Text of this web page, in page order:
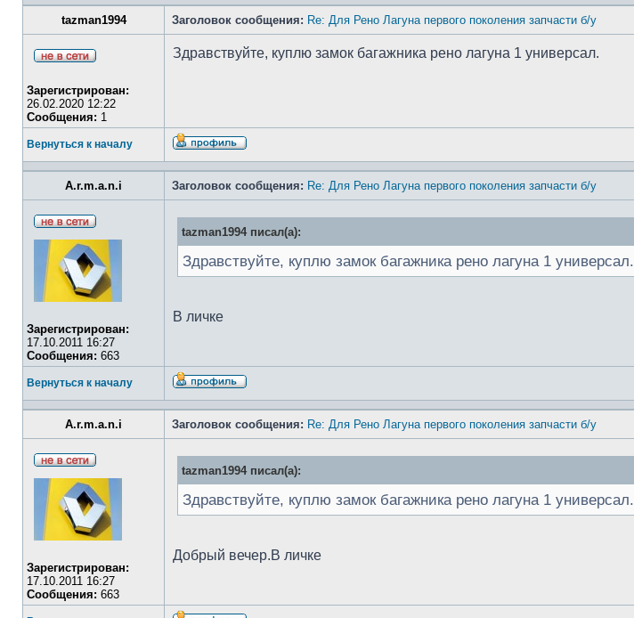
tazman1994 Заголовок сообщения: Re: Для Рено Лагуна первого поколения запчасти б/у
Зарегистрирован:
26.02.2020 12:22
Сообщения: 1
Здравствуйте, куплю замок багажника рено лагуна 1 универсал.
Вернуться к началу
A.r.m.a.n.i Заголовок сообщения: Re: Для Рено Лагуна первого поколения запчасти б/у
Зарегистрирован:
17.10.2011 16:27
Сообщения: 663
tazman1994 писал(а):
Здравствуйте, куплю замок багажника рено лагуна 1 универсал.
В личке
Вернуться к началу
A.r.m.a.n.i Заголовок сообщения: Re: Для Рено Лагуна первого поколения запчасти б/у
Зарегистрирован:
17.10.2011 16:27
Сообщения: 663
tazman1994 писал(а):
Здравствуйте, куплю замок багажника рено лагуна 1 универсал.
Добрый вечер.В личке